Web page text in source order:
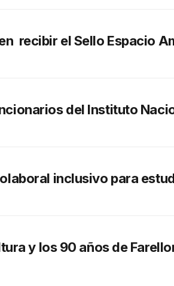
recibir el Sello Espacio
del Instituto
inclusivo para
y los 90 años de